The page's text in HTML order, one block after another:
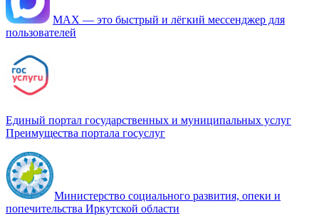
МАХ — это быстрый и лёгкий мессенджер для
пользователей
Единый портал государственных и муниципальных услуг
Преимущества портала госуслуг
Министерство социального развития, опеки и
попечительства Иркутской области